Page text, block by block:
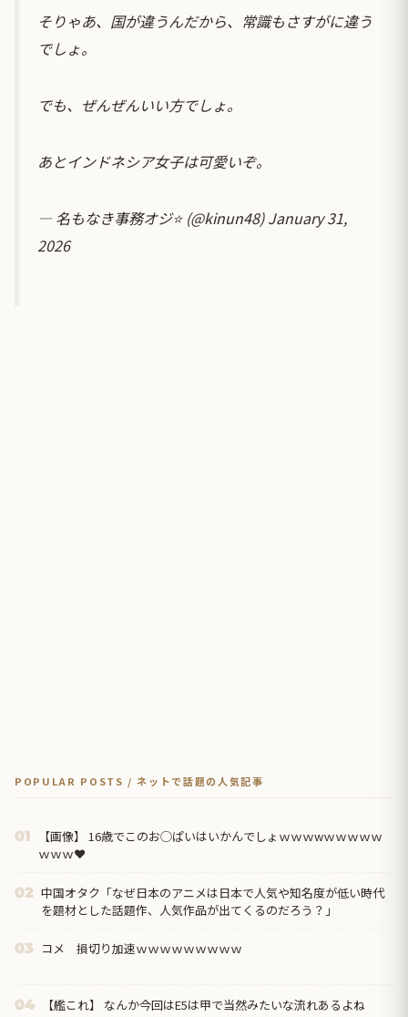
そりゃあ、国が違うんだから、常識もさすがに違う
でしょ。
でも、ぜんぜんいい方でしょ。
あとインドネシア女子は可愛いぞ。
— 名もなき事務オジ⭐️ (@kinun48)January 31,
2026
POPULAR POSTS / ネットで話題の人気記事
01
【画像】 16歳でこのお◯ぱいはいかんでしょｗｗｗwｗｗｗｗｗ
ｗｗｗ❤
02 中国オタク「なぜ日本のアニメは日本で人気や知名度が低い時代
を題材とした話題作、人気作品が出てくるのだろう？」
03 コメ 損切り加速ｗｗｗｗｗｗｗｗｗ
04 【艦これ】 なんか今回はE5は甲で当然みたいな流れあるよね